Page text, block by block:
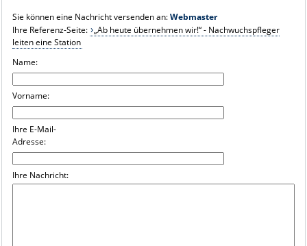
PRESSE
ÜBER UNS
INTRANET
Sie können eine Nachricht versenden an:Webmaster
Ihre Referenz-Seite: „Ab heute übernehmen wir!“ - Nachwuchspfleger
leiten eine Station
Name:
Vorname:
Ihre E-Mail-
Adresse:
Ihre Nachricht: